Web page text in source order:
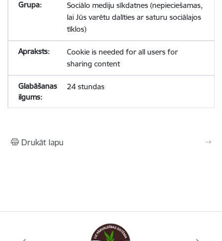
Sociālo mediju sīkdatnes (nepieciešamas,
lai Jūs varētu dalīties ar saturu sociālajos
tīklos)
Cookie is needed for all users for
sharing content
24 stundas
Drukāt lapu